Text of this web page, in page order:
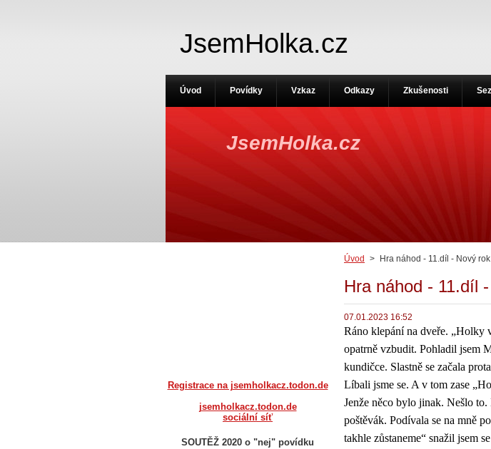
JsemHolka.cz
JsemHolka.cz
Úvod > Hra náhod - 11.díl - Nový
Hra náhod - 11.díl
07.01.2023 16:52
Ráno klepání na dveře. „Holky
opatrně vzbudit. Pohladil jsem
kundičce. Slastně se začala
Líbali jsme se. A v tom zase
Jenže něco bylo jinak. Nešlo
poštěvák. Podívala se na mně
takhle zůstaneme“ snažil jsem
Registrace na jsemholkacz.todon.de
jsemholkacz.todon.de
sociální síť
SOUTĚŽ 2020 o "nej" povídku
Úvod Povídky Vzkaz Odkazy Zkušenosti